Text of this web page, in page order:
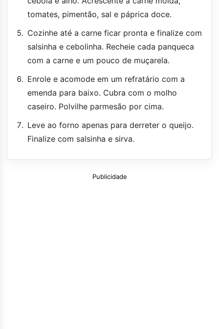
tomates, pimentão, sal e páprica doce.
Cozinhe até a carne ficar pronta e finalize com
salsinha e cebolinha. Recheie cada panqueca
com a carne e um pouco de muçarela.
Enrole e acomode em um refratário com a
emenda para baixo. Cubra com o molho
caseiro. Polvilhe parmesão por cima.
Leve ao forno apenas para derreter o queijo.
Finalize com salsinha e sirva.
Publicidade